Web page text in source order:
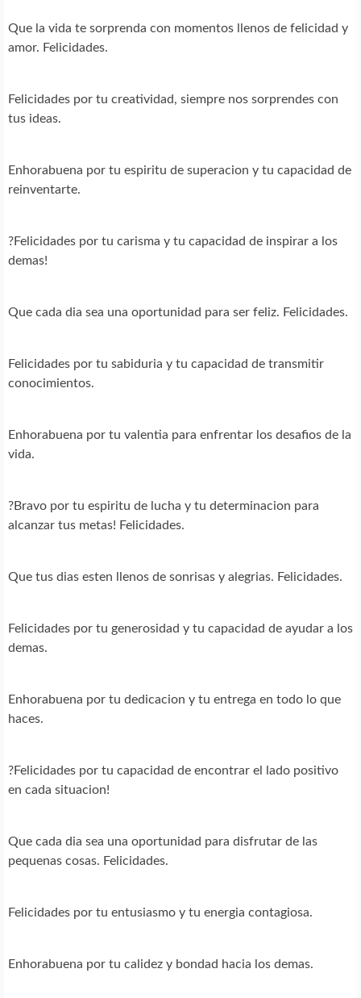
Que la vida te sorprenda con momentos llenos de felicidad y
amor. Felicidades.
Felicidades por tu creatividad, siempre nos sorprendes con
tus ideas.
Enhorabuena por tu espiritu de superacion y tu capacidad de
reinventarte.
?Felicidades por tu carisma y tu capacidad de inspirar a los
demas!
Que cada dia sea una oportunidad para ser feliz. Felicidades.
Felicidades por tu sabiduria y tu capacidad de transmitir
conocimientos.
Enhorabuena por tu valentia para enfrentar los desafios de la
vida.
?Bravo por tu espiritu de lucha y tu determinacion para
alcanzar tus metas! Felicidades.
Que tus dias esten llenos de sonrisas y alegrias. Felicidades.
Felicidades por tu generosidad y tu capacidad de ayudar a los
demas.
Enhorabuena por tu dedicacion y tu entrega en todo lo que
haces.
?Felicidades por tu capacidad de encontrar el lado positivo
en cada situacion!
Que cada dia sea una oportunidad para disfrutar de las
pequenas cosas. Felicidades.
Felicidades por tu entusiasmo y tu energia contagiosa.
Enhorabuena por tu calidez y bondad hacia los demas.